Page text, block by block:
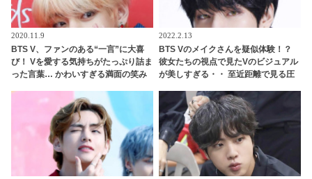
2020.11.9
BTS V、ファンのある“一言”に大喜
び！ Vを愛する気持ちがたっぷり詰ま
った言葉… かわいすぎる満面の笑み
2022.2.13
BTS Vのメイクさんを疑似体験！？
彼女たちの視点で見たVのビジュアル
が美しすぎる・・ 至近距離で見る圧
をうらやむ声続出